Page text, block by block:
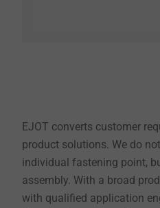
EJOT converts customer
product solutions. We do
individual fastening point,
assembly. With a broad
with qualified application